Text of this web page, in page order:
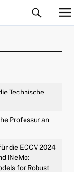
Technische
Professur an
die ECCV 2024
iNeMo:
for Robust